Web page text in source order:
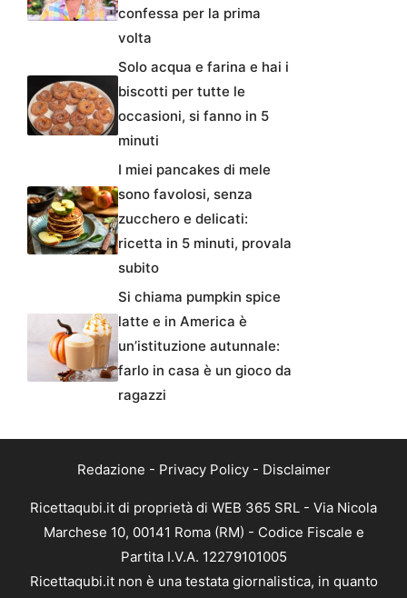
confessa per la prima
volta
Solo acqua e farina e hai i
biscotti per tutte le
occasioni, si fanno in 5
minuti
I miei pancakes di mele
sono favolosi, senza
zucchero e delicati:
ricetta in 5 minuti, provala
subito
Si chiama pumpkin spice
latte e in America è
un’istituzione autunnale:
farlo in casa è un gioco da
ragazzi
Redazione - Privacy Policy- Disclaimer
Ricettaqubi.it di proprietà di WEB 365 SRL - Via Nicola
Marchese 10, 00141 Roma (RM) - Codice Fiscale e
Partita I.V.A. 12279101005
Ricettaqubi.it non è una testata giornalistica, in quanto